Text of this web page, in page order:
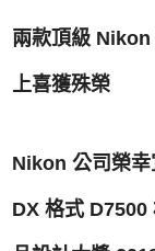
兩款頂級
上喜獲殊榮
Nikon 公司榮
DX 格式 D7500